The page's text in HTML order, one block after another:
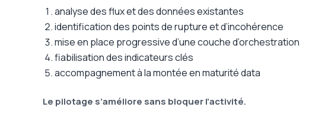
analyse des flux et des données existantes
identification des points de rupture et d’incohérence
mise en place progressive d’une couche d’orchestration
fiabilisation des indicateurs clés
accompagnement à la montée en maturité data
Le pilotage s’améliore sans bloquer l’activité.